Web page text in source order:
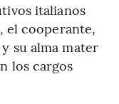
italianos
el cooperante,
su alma mater
los cargos